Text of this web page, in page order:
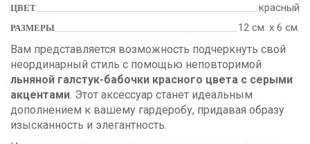
ЦВЕТ красный
РАЗМЕРЫ 12 см. х 6 см.
Вам представляется возможность подчеркнуть свой
неординарный стиль с помощью неповторимой
льняной галстук-бабочки красного цвета с серыми
акцентами. Этот аксессуар станет идеальным
дополнением к вашему гардеробу, придавая образу
изысканность и элегантность.